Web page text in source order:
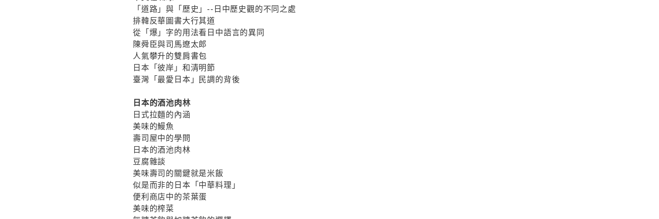
「道路」與「歷史」--日中歷史觀的不同之處
排韓反華圖書大行其道
從「爆」字的用法看日中語言的異同
陳舜臣與司馬遼太郎
人氣攀升的雙肩書包
日本「彼岸」和清明節
臺灣「最愛日本」民調的背後
日本的酒池肉林
日式拉麵的內涵
美味的鰻魚
壽司屋中的學問
日本的酒池肉林
豆腐雜談
美味壽司的關鍵就是米飯
似是而非的日本「中華料理」
便利商店中的茶葉蛋
美味的榨菜